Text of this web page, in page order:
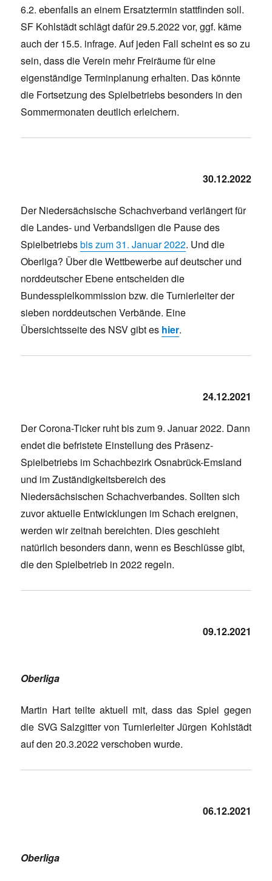
6.2. ebenfalls an einem Ersatztermin stattfinden soll.
SF Kohlstädt schlägt dafür 29.5.2022 vor, ggf. käme
auch der 15.5. infrage. Auf jeden Fall scheint es so zu
sein, dass die Verein mehr Freiräume für eine
eigenständige Terminplanung erhalten. Das könnte
die Fortsetzung des Spielbetriebs besonders in den
Sommermonaten deutlich erleichern.
30.12.2022
Der Niedersächsische Schachverband verlängert für
die Landes- und Verbandsligen die Pause des
Spielbetriebsbis zum 31. Januar 2022. Und die
Oberliga? Über die Wettbewerbe auf deutscher und
norddeutscher Ebene entscheiden die
Bundesspielkommission bzw. die Turnierleiter der
sieben norddeutschen Verbände. Eine
Übersichtsseite des NSV gibt es hier.
24.12.2021
Der Corona-Ticker ruht bis zum 9. Januar 2022. Dann
endet die befristete Einstellung des Präsenz-
Spielbetriebs im Schachbezirk Osnabrück-Emsland
und im Zuständigkeitsbereich des
Niedersächsischen Schachverbandes. Sollten sich
zuvor aktuelle Entwicklungen im Schach ereignen,
werden wir zeitnah bereichten. Dies geschieht
natürlich besonders dann, wenn es Beschlüsse gibt,
die den Spielbetrieb in 2022 regeln.
09.12.2021
Oberliga
Martin Hart teilte aktuell mit, dass das Spiel gegen
die SVG Salzgitter von Turnierleiter Jürgen Kohlstädt
auf den 20.3.2022 verschoben wurde.
06.12.2021
Oberliga